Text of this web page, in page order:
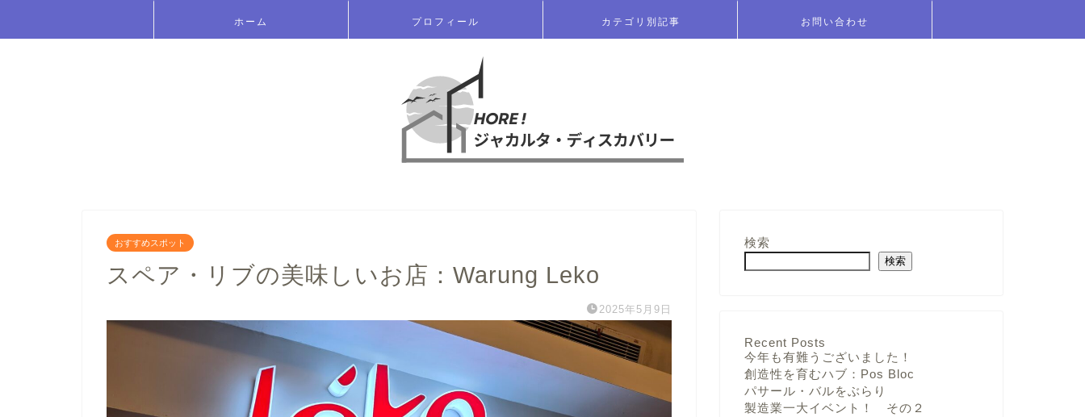
ホーム プロフィール カテゴリ別記事 お問い合わせ
おすすめスポット
スペア・リブの美味しいお店：Warung Leko
2025年5月9日
検索
検索
Recent Posts
今年も有難うございました！
創造性を育むハブ：Pos Bloc
パサール・バルをぶらり
製造業一大イベント！ その２